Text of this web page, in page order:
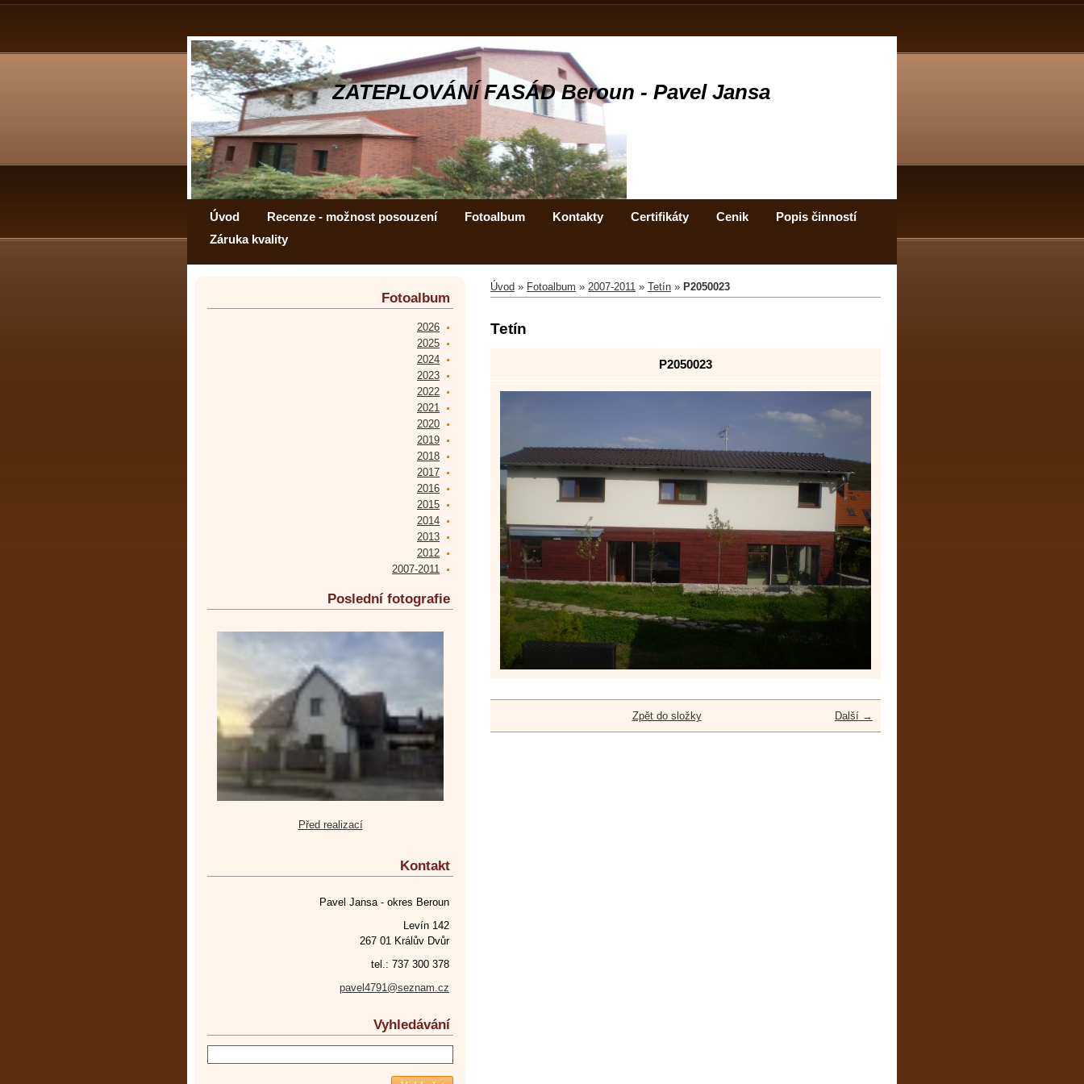
ZATEPLOVÁNÍ FASÁD Beroun - Pavel Jansa
Úvod Recenze - možnost posouzení Fotoalbum Kontakty Certifikáty Cenik
Popis činností
Záruka kvality
Úvod » Fotoalbum » 2007-2011 » Tetín » P2050023
Tetín
P2050023
Další →
Zpět do složky
Fotoalbum
2026
2025
2024
2023
2022
2021
2020
2019
2018
2017
2016
2015
2014
2013
2012
2007-2011
Poslední fotografie
Před realizací
Kontakt
Pavel Jansa - okres Beroun
Levín 142
267 01 Králův Dvůr
tel.: 737 300 378
pavel4791@seznam.cz
Vyhledávání